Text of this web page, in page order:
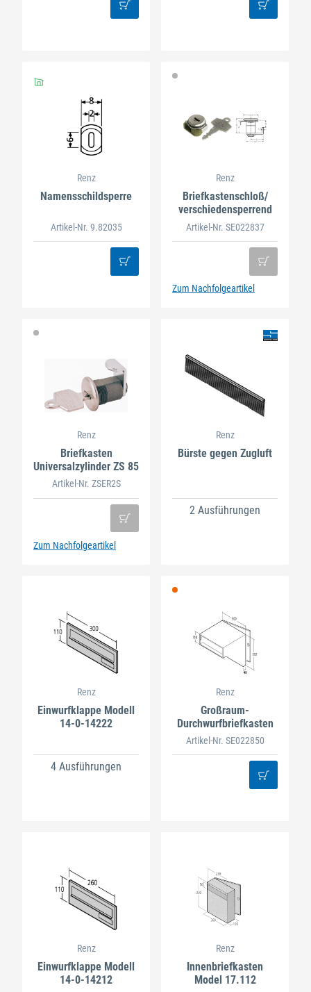
Renz
Namensschildsperre
Artikel-Nr. 9.82035
Renz
Briefkastenschloß/
verschiedensperrend
Artikel-Nr. SE022837
Zum Nachfolgeartikel
Renz
Briefkasten
Universalzylinder ZS 85
Artikel-Nr. ZSER2S
Zum Nachfolgeartikel
Renz
Bürste gegen Zugluft
2 Ausführungen
Renz
Einwurfklappe Modell
14-0-14222
4 Ausführungen
Renz
Großraum-
Durchwurfbriefkasten
Artikel-Nr. SE022850
Renz
Einwurfklappe Modell
14-0-14212
Renz
Innenbriefkasten
Model 17.112